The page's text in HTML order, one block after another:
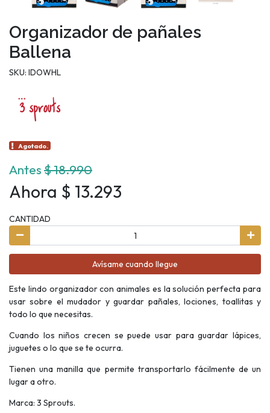
Organizador de pañales
Ballena
SKU: IDOWHL
Agotado.
Antes$ 18.990
Ahora $ 13.293
CANTIDAD
Avísame cuando llegue
Este lindo organizador con animales es la solución perfecta para
usar sobre el mudador y guardar pañales, lociones, toallitas y
todo lo que necesitas.
Cuando los niños crecen se puede usar para guardar lápices,
juguetes o lo que se te ocurra.
Tienen una manilla que permite transportarlo fácilmente de un
lugar a otro.
Marca: 3 Sprouts.